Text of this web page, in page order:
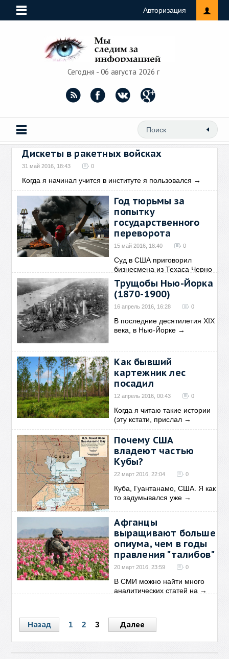
Авторизация
Сегодня - 06 августа 2026 г
Дискеты в ракетных войсках
31 май 2016, 18:43 0
Когда я начинал учится в институте я пользовался →
Год тюрьмы за
попытку
государственного
переворота
15 май 2016, 18:40 0
Суд в США приговорил
бизнесмена из Техаса Черно
→
Трущобы Нью-Йорка
(1870-1900)
16 апрель 2016, 16:28 0
В последние десятилетия XIX
века, в Нью-Йорке →
Как бывший
картежник лес
посадил
12 апрель 2016, 00:43 0
Когда я читаю такие истории
(эту кстати, прислал →
Почему США
владеют частью
Кубы?
22 март 2016, 22:04 0
Куба, Гуантанамо, США. Я как
то задумывался уже →
Афганцы
выращивают больше
опиума, чем в годы
правления "талибов"
20 март 2016, 23:59 0
В СМИ можно найти много
аналитических статей на →
Назад 1 2 3 Далее